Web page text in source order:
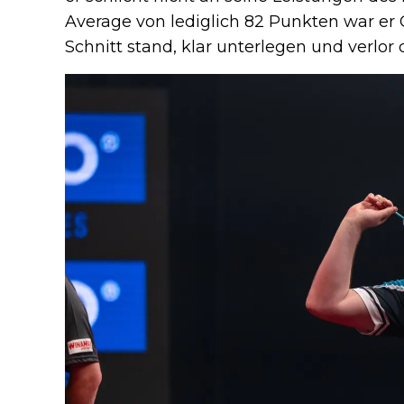
Average von lediglich 82 Punkten war er
Schnitt stand, klar unterlegen und verlor